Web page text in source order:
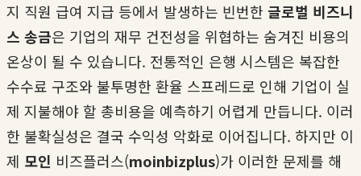
지 직원 급여 지급 등에서 발생하는 빈번한 글로벌 비즈니
스 송금은 기업의 재무 건전성을 위협하는 숨겨진 비용의
온상이 될 수 있습니다. 전통적인 은행 시스템은 복잡한
수수료 구조와 불투명한 환율 스프레드로 인해 기업이 실
제 지불해야 할 총비용을 예측하기 어렵게 만듭니다. 이러
한 불확실성은 결국 수익성 악화로 이어집니다. 하지만 이
제 모인 비즈플러스(moinbizplus)가 이러한 문제를 해